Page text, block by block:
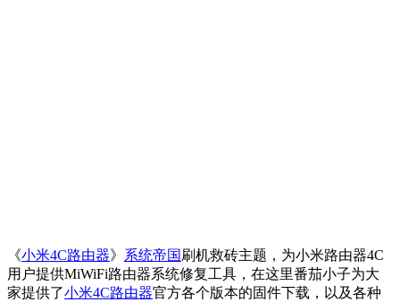
《小米4C路由器》 系统帝国刷机救砖主题，为小米路由器4C
用户提供MiWiFi路由器系统修复工具，在这里番茄小子为大
家提供了小米4C路由器官方各个版本的固件下载，以及各种